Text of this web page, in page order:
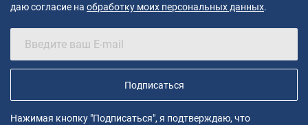
даю согласие на обработку моих персональных данных.
Подписаться
Нажимая кнопку "Подписаться", я подтверждаю, что